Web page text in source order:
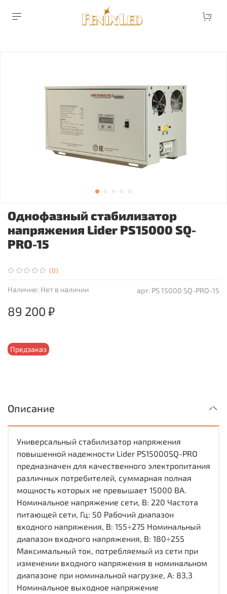
(0)
арт. PS 15000 SQ-PRO-15
Наличие: Нет в наличии
Предзаказ
Однофазный стабилизатор
напряжения Lider PS15000 SQ-
PRO-15
89 200 ₽
Описание
Универсальный стабилизатор напряжения
повышенной надежности Lider PS15000SQ-PRO
предназначен для качественного электропитания
различных потребителей, суммарная полная
мощность которых не превышает 15000 ВА.
Номинальное напряжение сети, В: 220 Частота
питающей сети, Гц: 50 Рабочий диапазон
входного напряжения, В: 155÷275 Номинальный
диапазон входного напряжения, В: 180÷255
Максимальный ток, потребляемый из сети при
изменении входного напряжения в номинальном
диапазоне при номинальной нагрузке, А: 83,3
Номинальное выходное напряжение